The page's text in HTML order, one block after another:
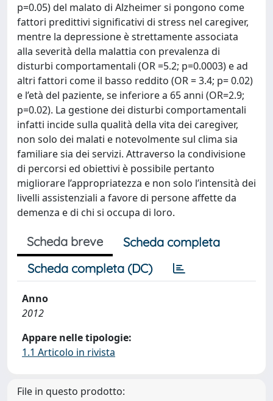
p=0.05) del malato di Alzheimer si pongono come
fattori predittivi significativi di stress nel caregiver,
mentre la depressione è strettamente associata
alla severità della malattia con prevalenza di
disturbi comportamentali (OR =5.2; p=0.0003) e ad
altri fattori come il basso reddito (OR = 3.4; p= 0.02)
e l’età del paziente, se inferiore a 65 anni (OR=2.9;
p=0.02). La gestione dei disturbi comportamentali
infatti incide sulla qualità della vita dei caregiver,
non solo dei malati e notevolmente sul clima sia
familiare sia dei servizi. Attraverso la condivisione
di percorsi ed obiettivi è possibile pertanto
migliorare l’appropriatezza e non solo l’intensità dei
livelli assistenziali a favore di persone affette da
demenza e di chi si occupa di loro.
Scheda breve
Scheda completa
Scheda completa (DC)
Anno
2012
Appare nelle tipologie:
1.1 Articolo in rivista
File in questo prodotto: